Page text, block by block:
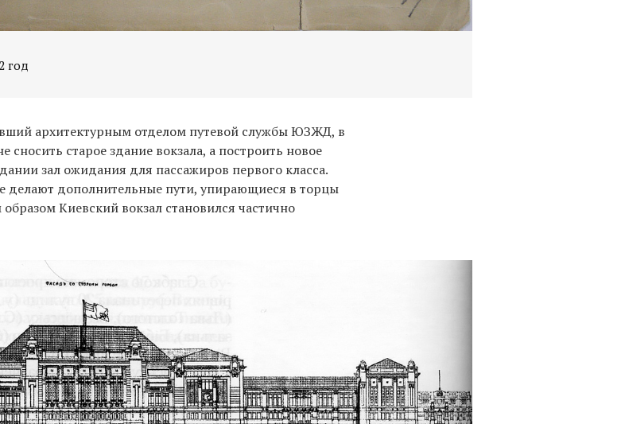
год
архитектурным отделом путевой службы ЮЗЖД, в
сносить старое здание вокзала, а построить новое
зал ожидания для пассажиров первого класса.
делают дополнительные пути, упирающиеся в торцы
Киевский вокзал становился частично